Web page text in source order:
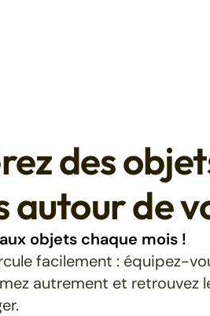
des
de
objets chaque mois !
facilement : équipez-
autrement et retrouvez